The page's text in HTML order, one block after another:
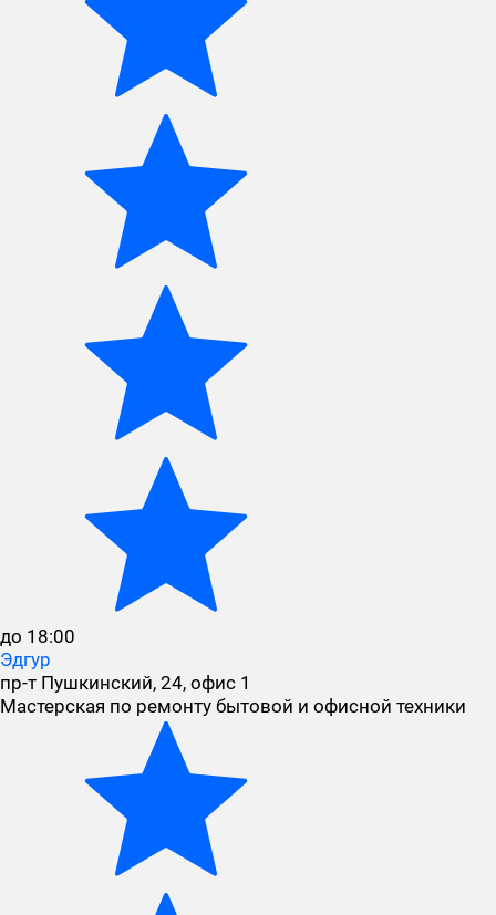
до 18:00
Эдгур
пр-т Пушкинский, 24, офис 1
Мастерская по ремонту бытовой и офисной техники